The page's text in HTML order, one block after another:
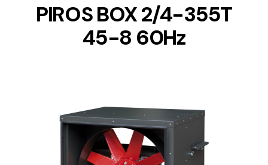
PIROS BOX 2/4-355T
45-8 60Hz